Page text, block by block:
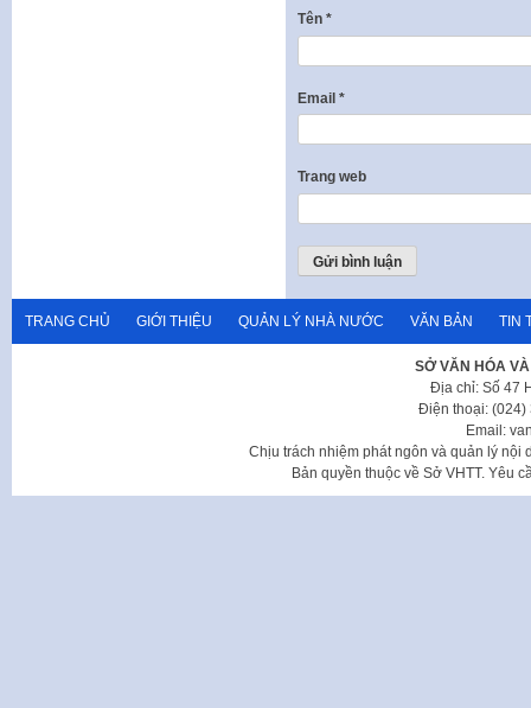
Tên *
Email *
Trang web
TRANG CHỦ GIỚI THIỆU QUẢN LÝ NHÀ NƯỚC VĂN BẢN TIN
SỞ VĂN HÓA
Địa chỉ: Số 47
Điện thoại: (024)
Email:
Chịu trách nhiệm phát ngôn và quản lý nội
Bản quyền thuộc về Sở VHTT. Yêu